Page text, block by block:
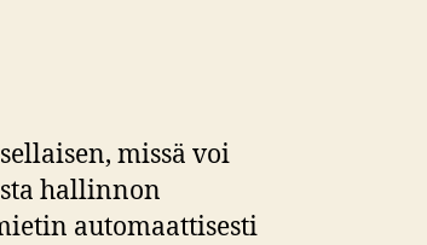
missä voi
hallinnon
automaattisesti